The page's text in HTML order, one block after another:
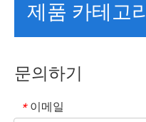
제품 카테고리
문의하기
* 이메일